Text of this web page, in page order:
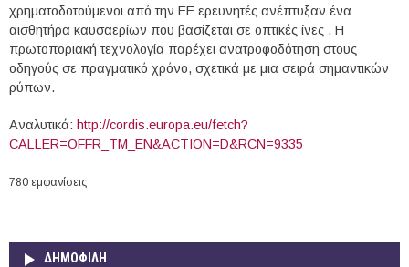
χρηματοδοτούμενοι από την ΕΕ ερευνητές ανέπτυξαν ένα
αισθητήρα καυσαερίων που βασίζεται σε οπτικές ίνες . Η
πρωτοποριακή τεχνολογία παρέχει ανατροφοδότηση στους
οδηγούς σε πραγματικό χρόνο, σχετικά με μια σειρά σημαντικών
ρύπων.
Αναλυτικά: http://cordis.europa.eu/fetch?
CALLER=OFFR_TM_EN&ACTION=D&RCN=9335
780 εμφανίσεις
ΔΗΜΟΦΙΛΗ